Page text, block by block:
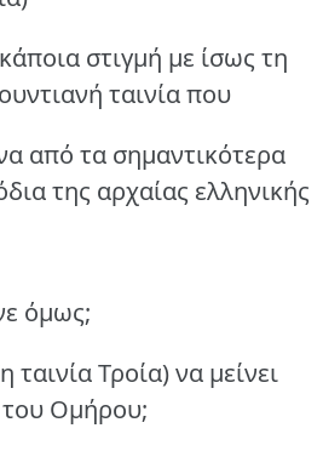
στιγμή με ίσως τη
ταινία που
από τα σημαντικότερα
της αρχαίας ελληνικής
όμως;
Τροία) να μείνει
του Ομήρου;